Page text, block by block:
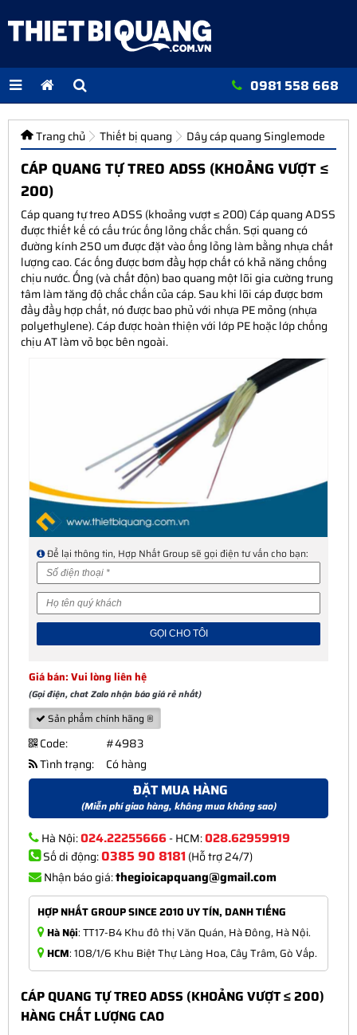
0981 558 668
Trang chủ Thiết bị quang Dây cáp quang Singlemode
CÁP QUANG TỰ TREO ADSS (KHOẢNG VƯỢT ≤
200)
Cáp quang tự treo ADSS (khoảng vượt ≤ 200) Cáp quang ADSS
được thiết kế có cấu trúc ống lỏng chắc chắn. Sợi quang có
đường kính 250 um được đặt vào ống lỏng làm bằng nhựa chất
lượng cao. Các ống được bơm đầy hợp chất có khả năng chống
chịu nước. Ống (và chất độn) bao quang một lõi gia cường trung
tâm làm tăng độ chắc chắn của cáp. Sau khi lõi cáp được bơm
đầy đầy hợp chất, nó được bao phủ với nhựa PE mỏng (nhựa
polyethylene). Cáp được hoàn thiện với lớp PE hoặc lớp chống
chịu AT làm vỏ bọc bên ngoài.
Để lại thông tin, Hợp Nhất Group sẽ gọi điện tư vấn cho bạn:
Giá bán: Vui lòng liên hệ
(Gọi điện, chat Zalo nhận báo giá rẻ nhất)
Sản phẩm chính hãng ®
Code:
#4983
Tình trạng:
Có hàng
ĐẶT MUA HÀNG
(Miễn phí giao hàng, không mua không sao)
Hà Nội:024.22255666- HCM:028.62959919
Số di động:0385 90 8181(Hỗ trợ 24/7)
Nhận báo giá:thegioicapquang@gmail.com
HỢP NHẤT GROUP SINCE 2010 UY TÍN, DANH TIẾNG
Hà Nội: TT17-B4 Khu đô thị Văn Quán, Hà Đông, Hà Nội.
HCM: 108/1/6 Khu Biệt Thự Làng Hoa, Cây Trâm, Gò Vấp.
CÁP QUANG TỰ TREO ADSS (KHOẢNG VƯỢT ≤ 200)
HÀNG CHẤT LƯỢNG CAO